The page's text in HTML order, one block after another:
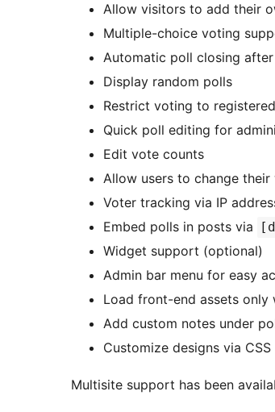
Allow visitors to add their
Multiple-choice voting
Automatic poll closing
Display random polls
Restrict voting to
Quick poll editing for
Edit vote counts
Allow users to change their
Voter tracking via IP
Embed polls in posts via
Widget support (optional)
Admin bar menu for easy
Load front-end assets only
Add custom notes under
Customize designs via CSS
Multisite support has been